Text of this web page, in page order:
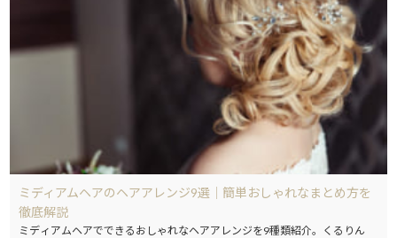
ミディアムヘアのヘアアレンジ9選｜簡単おしゃれなまとめ方を
徹底解説
ミディアムヘアでできるおしゃれなヘアアレンジを9種類紹介。くるりん